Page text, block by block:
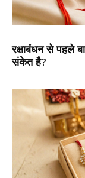
रक्षाबंधन से पहले
संकेत है?